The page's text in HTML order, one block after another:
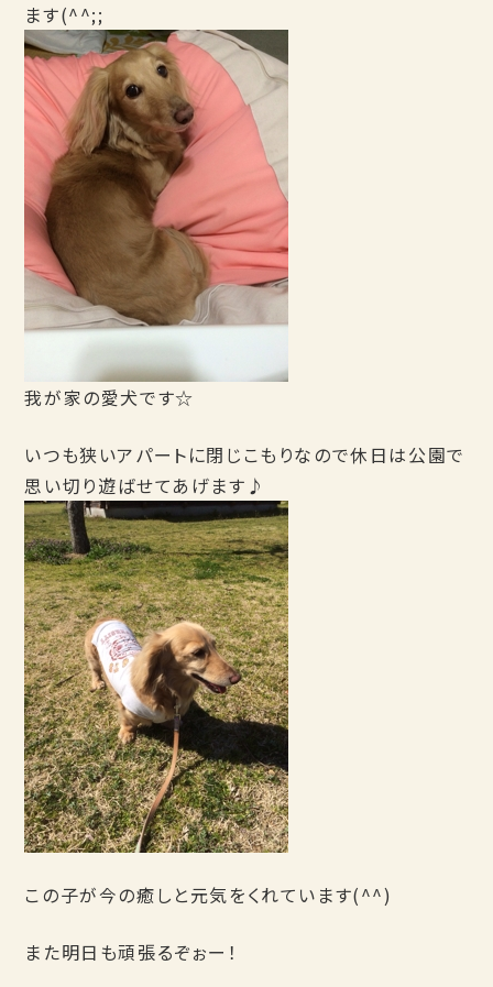
ます(^^;;
我が家の愛犬です☆
いつも狭いアパートに閉じこもりなので休日は公園で
思い切り遊ばせてあげます♪
この子が今の癒しと元気をくれています(^^)
また明日も頑張るぞぉー！